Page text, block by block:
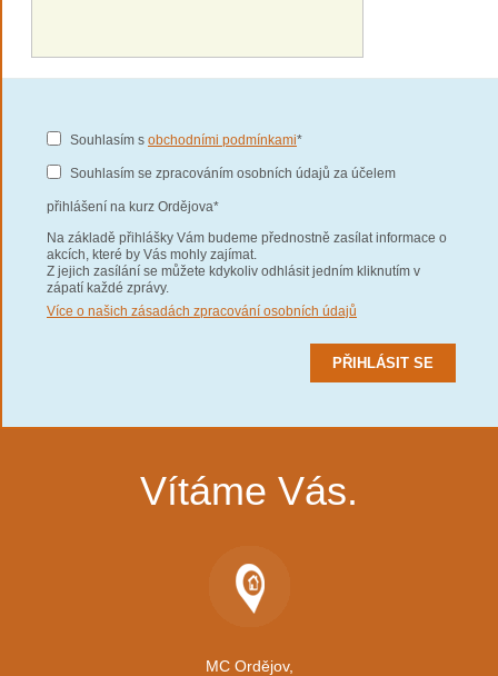
Souhlasím s obchodními podmínkami*
Souhlasím se zpracováním osobních údajů za účelem
přihlášení na kurz Ordějova*
Na základě přihlášky Vám budeme přednostně zasílat informace o
akcích, které by Vás mohly zajímat.
Z jejich zasílání se můžete kdykoliv odhlásit jedním kliknutím v
zápatí každé zprávy.
Více o našich zásadách zpracování osobních údajů
Vítáme Vás.
MC Ordějov,